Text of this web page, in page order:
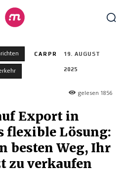
CARPR 19. AUGUST
2025
gelesen 1856
Export in
flexible Lösung:
besten Weg, Ihr
zu verkaufen